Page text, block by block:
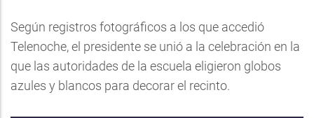
Según registros fotográficos a los que accedió
Telenoche, el presidente se unió a la celebración en la
que las autoridades de la escuela eligieron globos
azules y blancos para decorar el recinto.